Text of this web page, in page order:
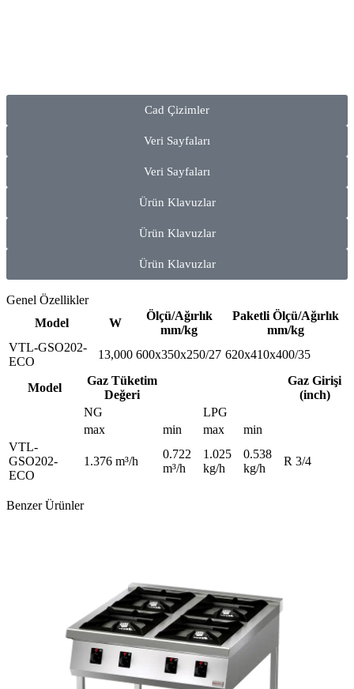
Cad Çizimler
Veri Sayfaları
Veri Sayfaları
Ürün Klavuzlar
Ürün Klavuzlar
Ürün Klavuzlar
Genel Özellikler
Model
W
Ölçü/Ağırlık
mm/kg
Paketli Ölçü/Ağırlık
mm/kg
VTL-GSO202-
ECO
13,000 600x350x250/27 620x410x400/35
Model
Gaz Tüketim
Değeri
Gaz Girişi
(inch)
NG
LPG
max
min max
min
VTL-
GSO202-
ECO
1.376 m³/h
0.722
m³/h
1.025
kg/h
0.538
kg/h
R 3/4
Benzer Ürünler